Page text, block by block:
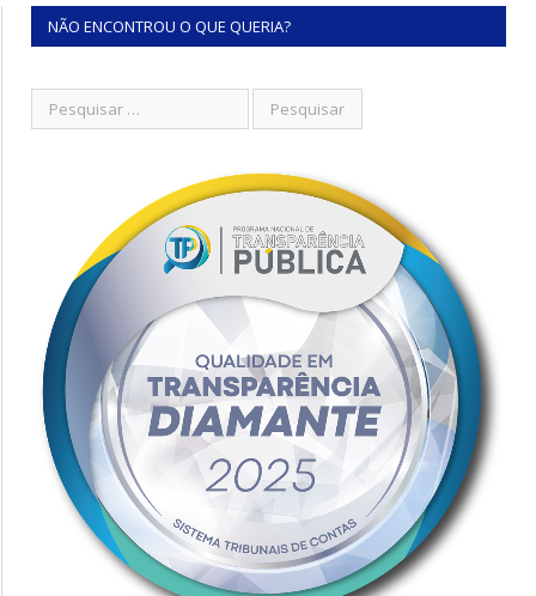
NÃO ENCONTROU O QUE QUERIA?